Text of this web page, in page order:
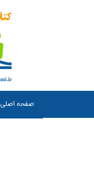
صفحه اصلی